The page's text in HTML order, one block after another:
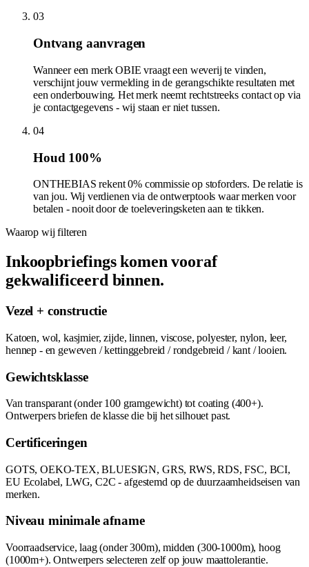
03
Ontvang aanvragen
Wanneer een merk OBIE vraagt een weverij te vinden,
verschijnt jouw vermelding in de gerangschikte resultaten met
een onderbouwing. Het merk neemt rechtstreeks contact op via
je contactgegevens - wij staan er niet tussen.
04
Houd 100%
ONTHEBIAS rekent 0% commissie op stoforders. De relatie is
van jou. Wij verdienen via de ontwerptools waar merken voor
betalen - nooit door de toeleveringsketen aan te tikken.
Waarop wij filteren
Inkoopbriefings komen vooraf
gekwalificeerd binnen.
Vezel + constructie
Katoen, wol, kasjmier, zijde, linnen, viscose, polyester, nylon, leer,
hennep - en geweven / kettinggebreid / rondgebreid / kant / looien.
Gewichtsklasse
Van transparant (onder 100 gramgewicht) tot coating (400+).
Ontwerpers briefen de klasse die bij het silhouet past.
Certificeringen
GOTS, OEKO-TEX, BLUESIGN, GRS, RWS, RDS, FSC, BCI,
EU Ecolabel, LWG, C2C - afgestemd op de duurzaamheidseisen van
merken.
Niveau minimale afname
Voorraadservice, laag (onder 300m), midden (300-1000m), hoog
(1000m+). Ontwerpers selecteren zelf op jouw maattolerantie.